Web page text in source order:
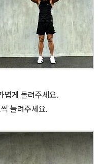
볍게 돌려주세요.
늘려주세요.